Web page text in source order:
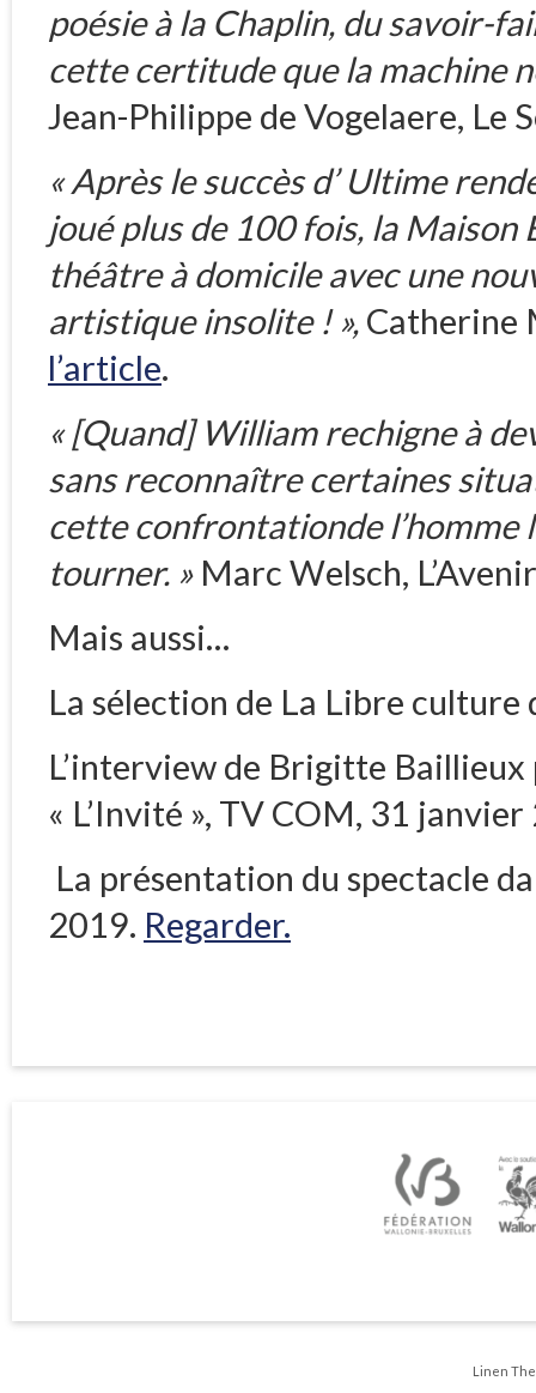
poésie à la Chaplin, du savoir-
cette certitude que la machine
Jean-Philippe de Vogelaere, Le
« Après le succès d’ Ultime
joué plus de 100 fois, la
théâtre à domicile avec une
artistique insolite ! », Catherine
l’article.
« [Quand] William rechigne à
sans reconnaître certaines
cette confrontationde l’homme
tourner. »Marc Welsch,
Mais aussi…
La sélection de La Libre
L’interview de Brigitte Baillieux
« L’Invité », TV COM, 31
La présentation du spectacle
2019. Regarder.
Linen